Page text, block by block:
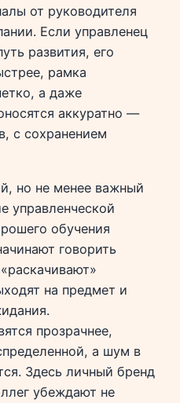
от руководителя
Если управленец
развития, его
рамка
а даже
аккуратно —
с сохранением
но не менее важный
управленческой
обучения
говорить
на предмет и
прозрачнее,
а шум в
Здесь личный бренд
убеждают не